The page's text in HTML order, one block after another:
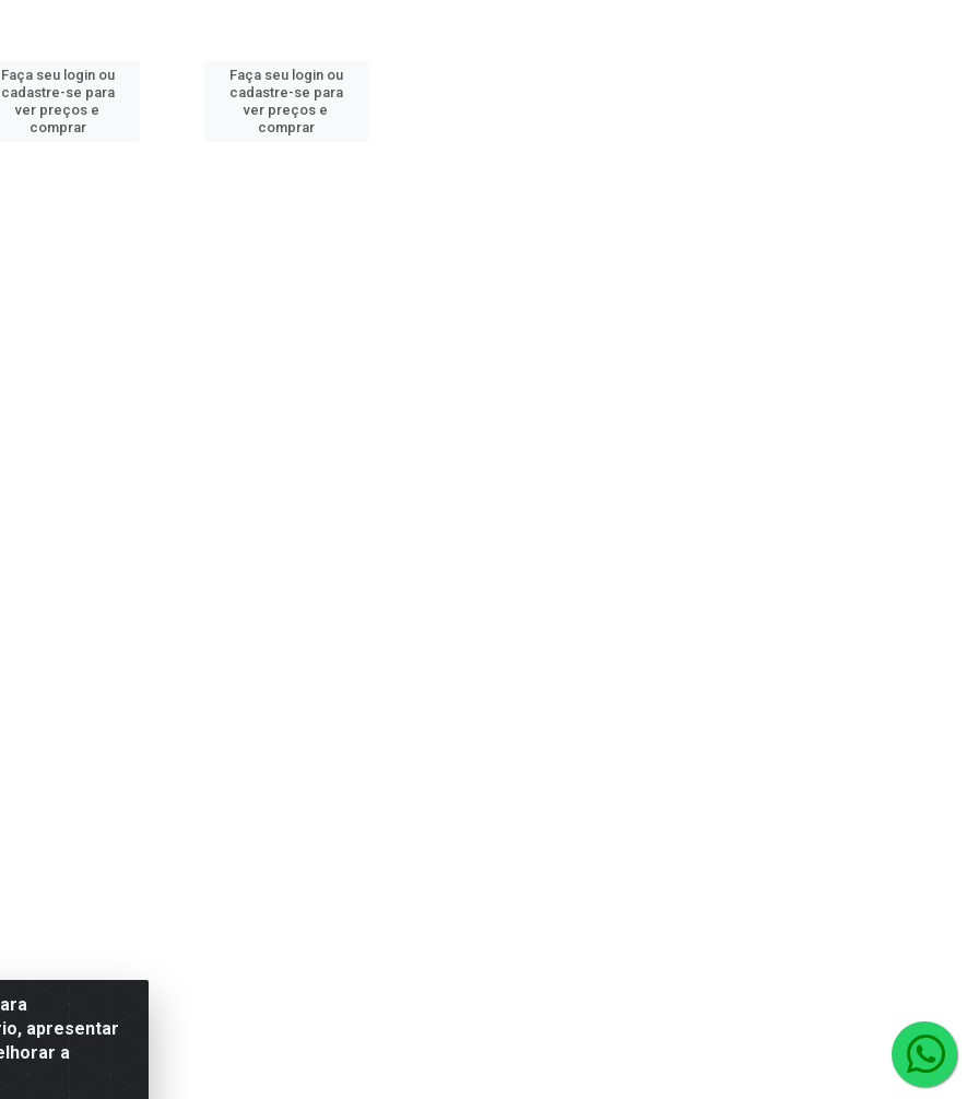
Faça seu login ou
cadastre-se para
ver preços e
comprar
Faça seu login ou
cadastre-se para
ver preços e
comprar
apresentar
a